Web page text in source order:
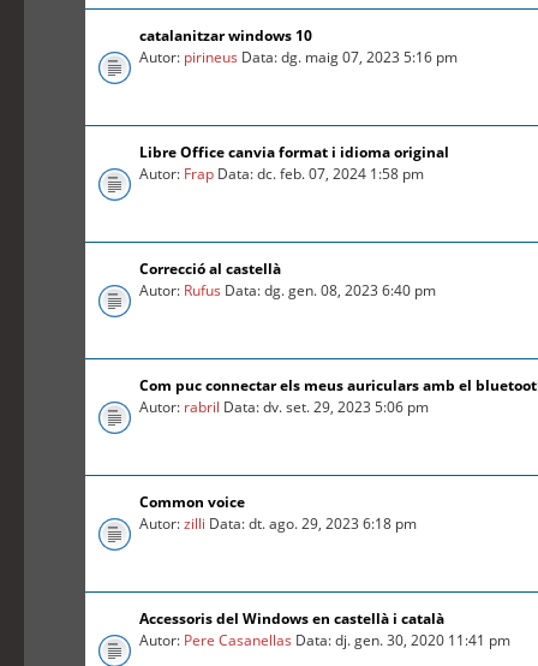
catalanitzar windows 10
Autor: pirineus Data: dg. maig 07, 2023 5:16 pm
Libre Office canvia format i idioma original
Autor: Frap Data: dc. feb. 07, 2024 1:58 pm
Correcció al castellà
Autor: Rufus Data: dg. gen. 08, 2023 6:40 pm
Com puc connectar els meus auriculars amb el
Autor: rabril Data: dv. set. 29, 2023 5:06 pm
Common voice
Autor:zilli Data: dt. ago. 29, 2023 6:18 pm
Accessoris del Windows en castellà i català
Autor: Pere Casanellas Data: dj. gen. 30, 2020 11:41 pm